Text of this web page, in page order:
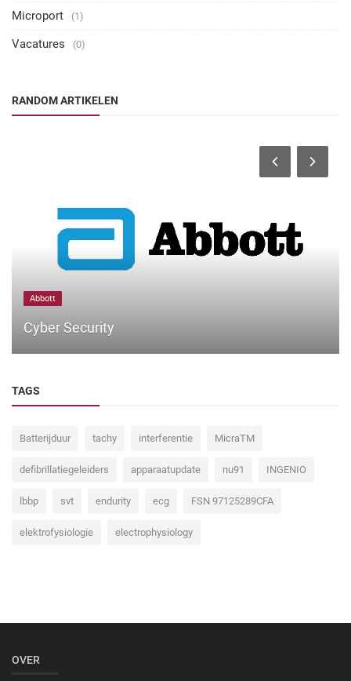
Microport (1)
Vacatures (0)
RANDOM ARTIKELEN
Abbott
Cyber Security
TAGS
Batterijduur tachy interferentie MicraTM
defibrillatiegeleiders apparaatupdate nu91 INGENIO
lbbp svt endurity ecg FSN 97125289CFA
elektrofysiologie electrophysiology
OVER